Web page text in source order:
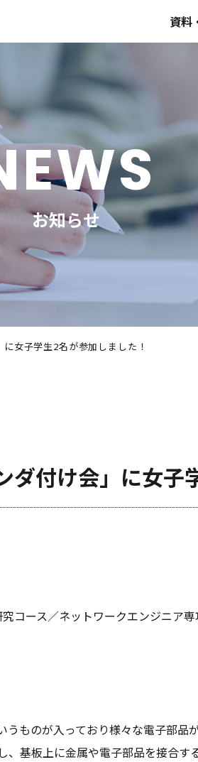
資料
お知らせ
女子学生2名が参加しました！
ダ付け会」に女子
コース／ネットワークエンジニア
ものが入っており様々な電子部品
基板上に金属や電子部品を接合